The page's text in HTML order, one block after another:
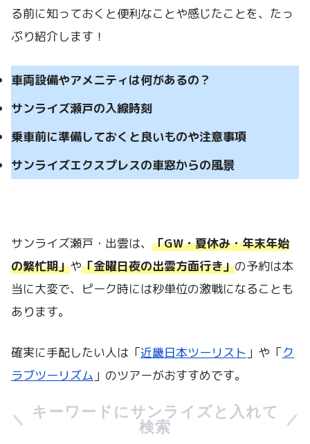
る前に知っておくと便利なことや感じたことを、たっ
ぷり紹介します！
車両設備やアメニティは何があるの？
サンライズ瀬戸の入線時刻
乗車前に準備しておくと良いものや注意事項
サンライズエクスプレスの車窓からの風景
サンライズ瀬戸・出雲は、 「GW・夏休み・年末年始
の繁忙期」や「金曜日夜の出雲方面行き」の予約は本
当に大変で、ピーク時には秒単位の激戦になることも
あります。
確実に手配したい人は「近畿日本ツーリスト 」や「ク
ラブツーリズム 」のツアーがおすすめです。
キーワードにサンライズと入れて
検索